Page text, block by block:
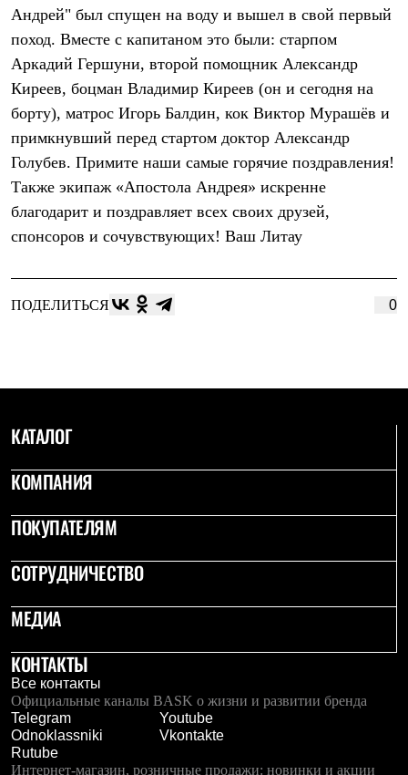
Толстовки
Брюки
Термобелье
Теплое термобелье
Среднее термобелье
Легкое термобелье
Флисовая одежда
Брюки
Детская одежда
Утепленная пухом
Комбинезоны
Куртки
Брюки
Утепленная синтетикой
Куртки
Брюки
Софтшелл одежда
Куртки
Жилеты
Комбинезоны
Комплект термобелья
Снаряжение
Палатки и тенты
Палатки
Аксессуары для палаток
Рюкзаки
Легкоходные
Альпинистские
Городские
Аксессуары для рюкзаков
Спальные мешки
Пуховые
Комбинированные
Андрей" был спущен на воду и вышел в свой первый
поход. Вместе с капитаном это были: старпом
Аркадий Гершуни, второй помощник Александр
Киреев, боцман Владимир Киреев (он и сегодня на
борту), матрос Игорь Балдин, кок Виктор Мурашёв и
примкнувший перед стартом доктор Александр
Голубев. Примите наши самые горячие поздравления!
Также экипаж «Апостола Андрея» искренне
благодарит и поздравляет всех своих друзей,
спонсоров и сочувствующих! Ваш Литау
ПОДЕЛИТЬСЯ 0
КАТАЛОГ
КОМПАНИЯ
ПОКУПАТЕЛЯМ
СОТРУДНИЧЕСТВО
МЕДИА
КОНТАКТЫ
Все контакты
Официальные каналы BASK о жизни и развитии бренда
Telegram
Youtube
Odnoklassniki
Vkontakte
Rutube
Интернет-магазин, розничные продажи: новинки и акции